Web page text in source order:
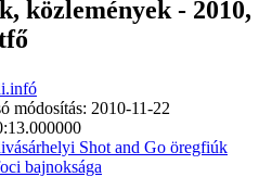
közlemények - 2010,
módosítás: 2010-11-22
Shot and Go öregfiúk
bajnoksága